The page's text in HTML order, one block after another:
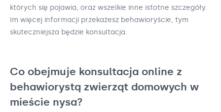
których się pojawia, oraz wszelkie inne istotne szczegóły.
Im więcej informacji przekażesz behawioryście, tym
skuteczniejsza będzie konsultacja.
Co obejmuje konsultacja online z
behawiorystą zwierząt domowych w
mieście nysa?